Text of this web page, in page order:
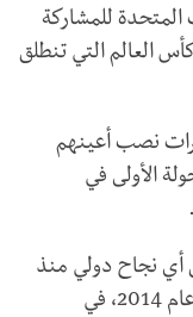
المتحدة للمشاركة
العالم التي تنطلق
نصب أعينهم
الأولى في
أي نجاح دولي منذ
فوزه بلقب كأس العالم الأخير في البرازيل عام 2014، في